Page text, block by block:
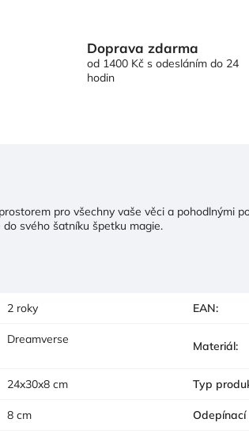
Doprava zdarma
od 1400 Kč s odesláním do 24
hodin
pro všechny vaše věci a pohodlnými
svého šatníku špetku magie.
2 roky EAN:
Dreamverse Materiál:
24x30x8 cm Typ
8 cm